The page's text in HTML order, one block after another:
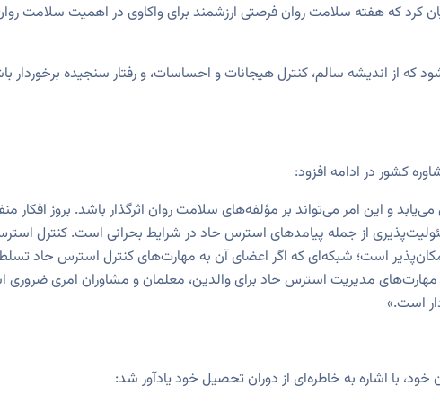
کرد که هفته سلامت روان فرصتی ارزشمند برایواکاوی در اهمیت سلامت
که از اندیشه سالم، کنترل هیجانات و احساسات، و رفتار سنجیده
کشور در ادامه افزود:
و این امر می‌تواند بر مؤلفه‌های سلامت روان اثرگذار باشد. بروز افکار
از جمله پیامدهای استرس حاد در شرایط بحرانی است. کنترل
است؛ شبکه‌ای که اگر اعضای آن به مهارت‌های کنترل استرس حاد تسلط
مهارت‌های مدیریت استرس حاد برای والدین، معلمان و مشاوران امری
است.»
با اشاره به خاطره‌ای از دوران تحصیل خود یادآور شد: